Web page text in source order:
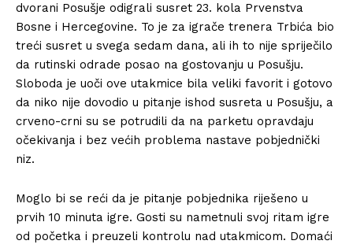
dvorani Posušje odigrali susret 23. kola Prvenstva
Bosne i Hercegovine. To je za igrače trenera Trbića bio
treći susret u svega sedam dana, ali ih to nije spriječilo
da rutinski odrade posao na gostovanju u Posušju.
Sloboda je uoči ove utakmice bila veliki favorit i gotovo
da niko nije dovodio u pitanje ishod susreta u Posušju, a
crveno-crni su se potrudili da na parketu opravdaju
očekivanja i bez većih problema nastave pobjednički
niz.
Moglo bi se reći da je pitanje pobjednika riješeno u
prvih 10 minuta igre. Gosti su nametnuli svoj ritam igre
od početka i preuzeli kontrolu nad utakmicom. Domaći